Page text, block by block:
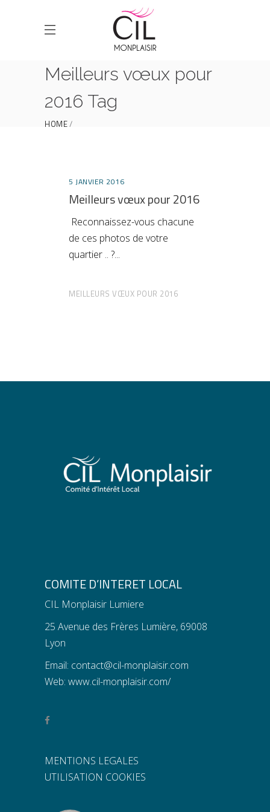
Meilleurs vœux pour
2016 Tag
HOME
5 JANVIER 2016
Meilleurs vœux pour 2016
Reconnaissez-vous chacune
de ces photos de votre
quartier .. ?
MEILLEURS VŒUX POUR 2016
COMITE D’INTERET LOCAL
CIL Monplaisir Lumiere
25 Avenue des Frères Lumière, 69008
Lyon
Email: contact@cil-monplaisir.com
Web: www.cil-monplaisir.com/
MENTIONS LEGALES
UTILISATION COOKIES